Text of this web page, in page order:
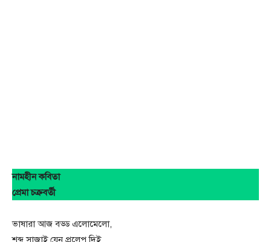
নামহীন কবিতা
প্রেমা চক্রবর্তী
ভাষারা আজ বড্ড এলোমেলো,
শব্দ সাজাই যেন প্রলেপ দিই